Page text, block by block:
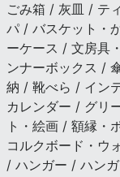
ごみ箱 / 灰皿 / テ
パ / バスケット・
ーケース / 文房具
ンナーボックス /
納 / 靴べら / イン
カレンダー / グリ
ト・絵画 / 額縁・
コルクボード・ウ
/ ハンガー / ハン